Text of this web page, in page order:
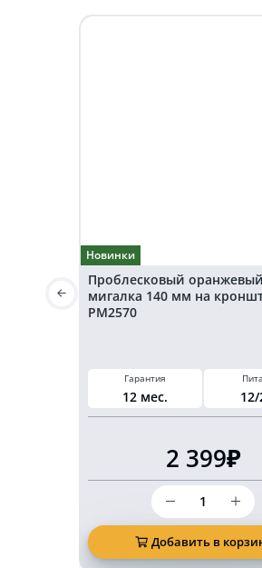
Новинки
Проблесковый
мигалка 140 мм на
PM2570
Гарантия
12 мес.
2 399₽
Количество
товара
оранжевый
маяк
Добавить в